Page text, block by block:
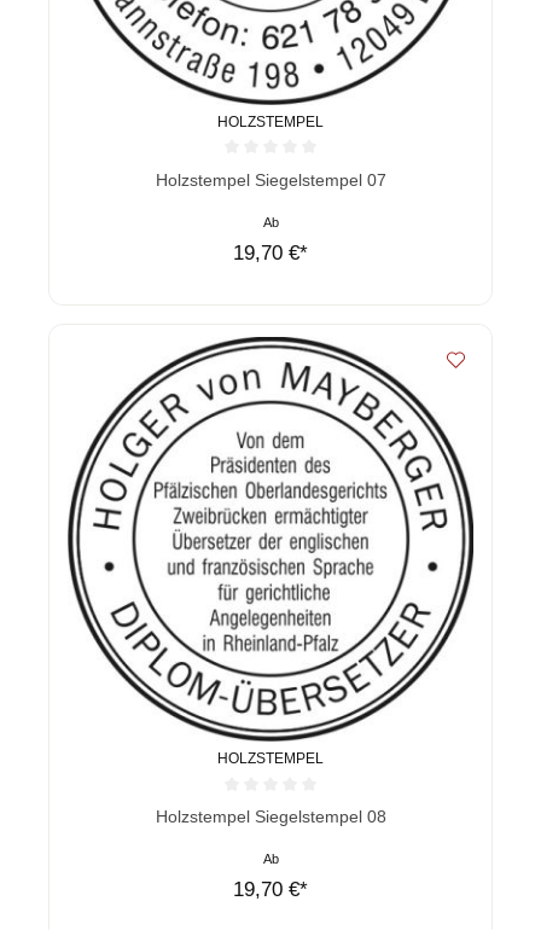
HOLZSTEMPEL
Durchschnittliche Bewertung von 0 von 5 Sternen
Holzstempel Siegelstempel 07
Ab
19,70 €*
HOLZSTEMPEL
Durchschnittliche Bewertung von 0 von 5 Sternen
Holzstempel Siegelstempel 08
Ab
19,70 €*